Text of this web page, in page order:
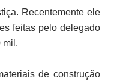
Recentemente ele
feitas pelo delegado
mil.
de construção